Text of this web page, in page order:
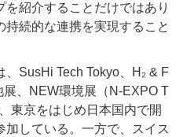
紹介することだけではあり
持続的な連携を実現すること
SusHi Tech Tokyo、H₂ & F
、NEW環境展（N-EXPO T
東京をはじめ日本国内で開
している。一方で、スイス